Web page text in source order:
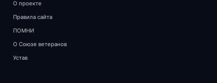
О проекте
Правила сайта
ПОМНИ
О Союзе ветеранов
Устав